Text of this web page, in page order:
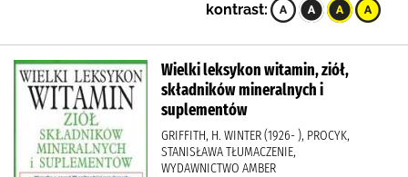
kontrast:
Wielki leksykon witamin, ziół,
składników mineralnych i
suplementów
GRIFFITH, H. WINTER (1926- ), PROCYK,
STANISŁAWA TŁUMACZENIE,
WYDAWNICTWO AMBER